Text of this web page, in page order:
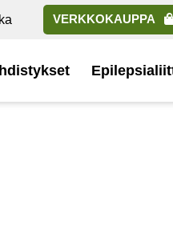
VERKKOKAUPPA